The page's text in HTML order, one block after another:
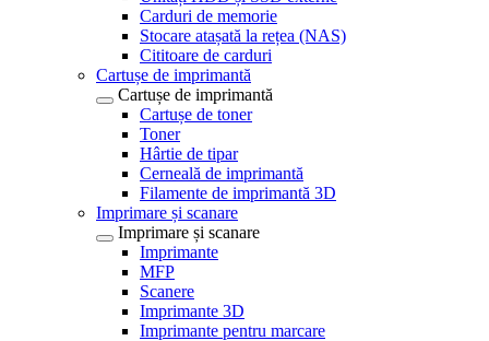
Carduri de memorie
Stocare atașată la rețea (NAS)
Cititoare de carduri
Cartușe de imprimantă
Cartușe de imprimantă
Cartușe de toner
Toner
Hârtie de tipar
Cerneală de imprimantă
Filamente de imprimantă 3D
Imprimare și scanare
Imprimare și scanare
Imprimante
MFP
Scanere
Imprimante 3D
Imprimante pentru marcare